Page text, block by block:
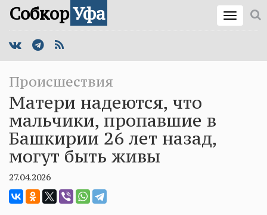
СобкорУфа
Происшествия
Матери надеются, что
мальчики, пропавшие в
Башкирии 26 лет назад,
могут быть живы
27.04.2026